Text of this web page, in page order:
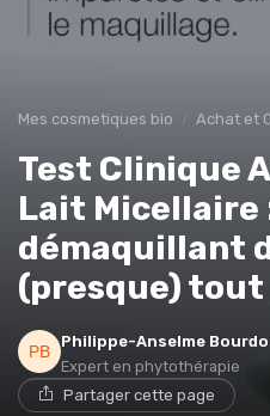
Mes cosmetiques bio Achat et
Test Clinique
Lait Micellaire
démaquillant
(presque) tout
Philippe-Anselme
Expert en phytothérapie
Partager cette page